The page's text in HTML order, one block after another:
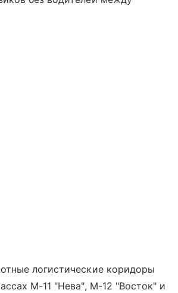
логистические коридоры
М-11 "Нева", М-12 "Восток" и